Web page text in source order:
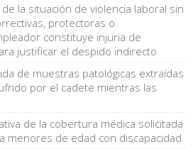
la situación de violencia laboral sin
protectoras o
constituye injuria de
justificar el despido indirecto
de muestras patológicas extraídas
por el cadete mientras las
de la cobertura médica solicitada
menores de edad con discapacidad